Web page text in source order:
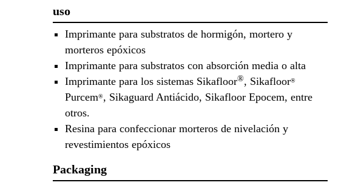
uso
Imprimante para substratos de hormigón, mortero y
morteros epóxicos
Imprimante para substratos con absorción media o alta
Imprimante para los sistemas Sikafloor®, Sikafloor®
Purcem®, Sikaguard Antiácido, Sikafloor Epocem, entre
otros.
Resina para confeccionar morteros de nivelación y
revestimientos epóxicos
Packaging